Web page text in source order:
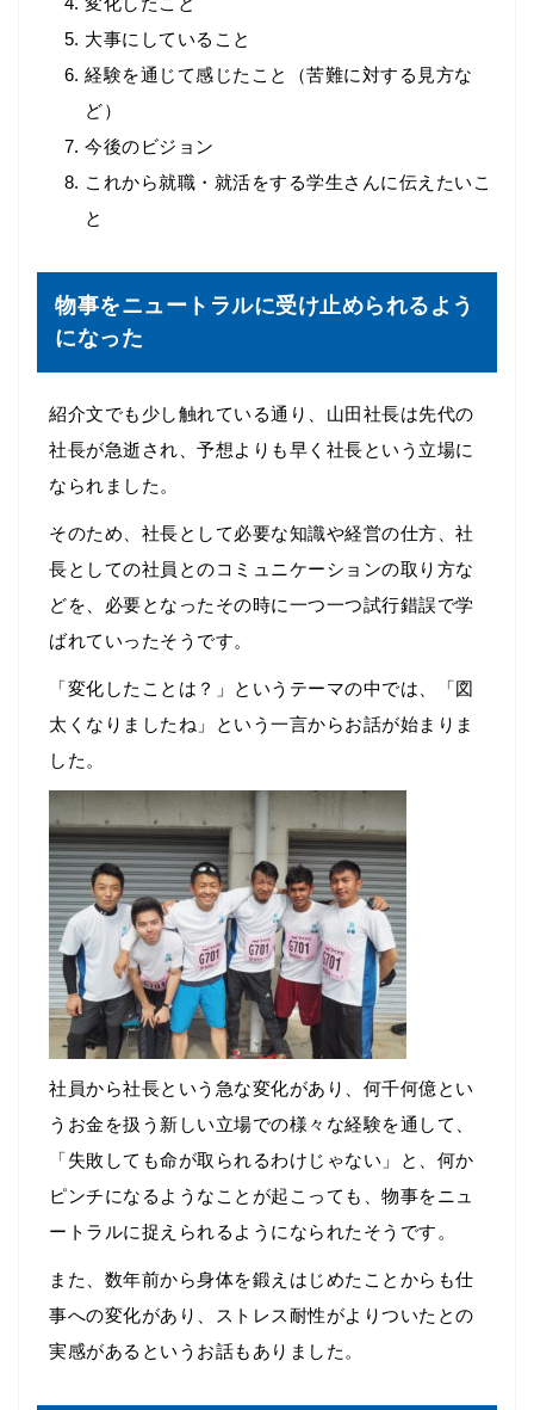
大事にしていること
経験を通じて感じたこと（苦難に対する見方な
ど）
今後のビジョン
これから就職・就活をする学生さんに伝えたいこ
と
物事をニュートラルに受け止められるよう
になった
紹介文でも少し触れている通り、山田社長は先代の
社長が急逝され、予想よりも早く社長という立場に
なられました。
そのため、社長として必要な知識や経営の仕方、社
長としての社員とのコミュニケーションの取り方な
どを、必要となったその時に一つ一つ試行錯誤で学
ばれていったそうです。
「変化したことは？」というテーマの中では、「図
太くなりましたね」という一言からお話が始まりま
した。
社員から社長という急な変化があり、何千何億とい
うお金を扱う新しい立場での様々な経験を通して、
「失敗しても命が取られるわけじゃない」と、何か
ピンチになるようなことが起こっても、物事をニュ
ートラルに捉えられるようになられたそうです。
また、数年前から身体を鍛えはじめたことからも仕
事への変化があり、ストレス耐性がよりついたとの
実感があるというお話もありました。